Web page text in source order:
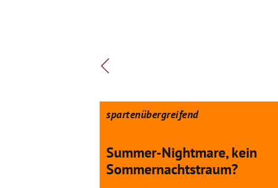
spartenübergreifend
Summer-Nightmare, kein
Sommernachtstraum?